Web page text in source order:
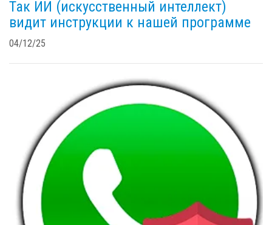
Так ИИ (искусственный интеллект)
видит инструкции к нашей программе
04/12/25